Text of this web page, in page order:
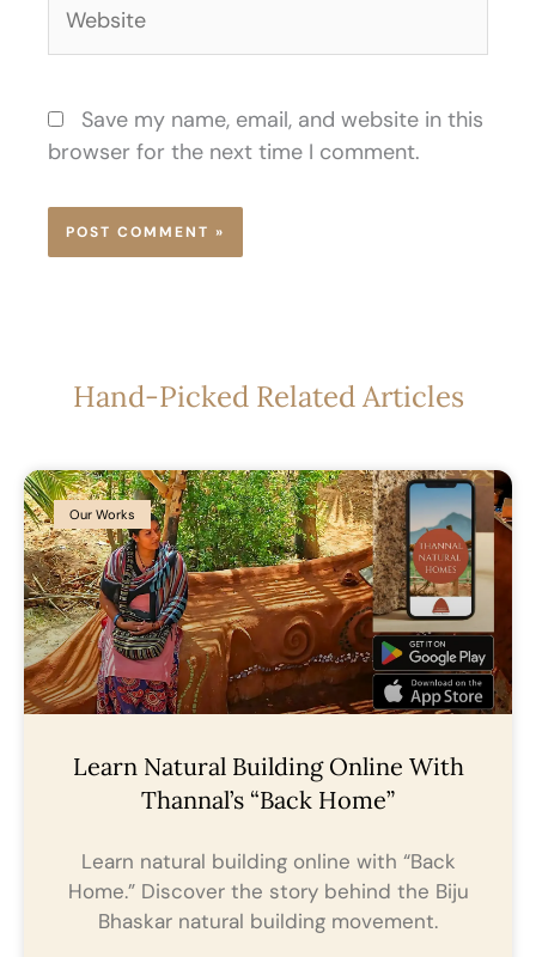
Save my name, email, and website in this
browser for the next time I comment.
Hand-Picked Related Articles
Our Works
Learn Natural Building Online With
Thannal’s “Back Home”
Learn natural building online with “Back
Home.” Discover the story behind the Biju
Bhaskar natural building movement.